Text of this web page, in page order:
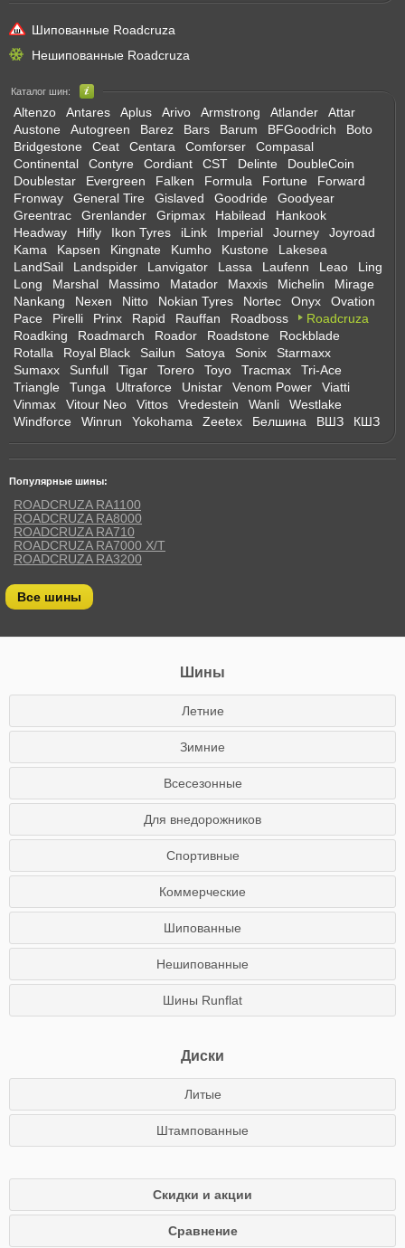
Шипованные Roadcruza
Нешипованные Roadcruza
Каталог шин:
Altenzo Antares Aplus Arivo Armstrong Atlander
Attar
Austone
Autogreen Barez Bars Barum BFGoodrich
Boto
Bridgestone
Ceat Centara Comforser
Compasal
Continental
Contyre Cordiant CST Delinte
DoubleCoin
Doublestar
Evergreen Falken Formula Fortune
Forward
Fronway
General Tire Gislaved Goodride
Goodyear
Greentrac
Grenlander Gripmax Habilead
Hankook
Headway
Hifly Ikon Tyres iLink Imperial Journey
Joyroad
Kama
Kapsen Kingnate Kumho Kustone
Lakesea
LandSail
Landspider Lanvigator Lassa Laufenn Leao
Ling
Long
Marshal Massimo Matador Maxxis Michelin
Mirage
Nankang
Nexen Nitto Nokian Tyres Nortec Onyx
Ovation
Pace
Pirelli Prinx Rapid Rauffan Roadboss
Roadcruza
Roadking
Roadmarch Roador Roadstone
Rockblade
Rotalla
Royal Black Sailun Satoya Sonix
Starmaxx
Sumaxx
Sunfull Tigar Torero Toyo Tracmax
Tri-Ace
Triangle
Tunga Ultraforce Unistar Venom Power
Viatti
Vinmax
Vitour Neo Vittos Vredestein Wanli
Westlake
Windforce
Winrun Yokohama Zeetex Белшина ВШЗ КШЗ
Популярные шины:
ROADCRUZA RA1100
ROADCRUZA RA8000
ROADCRUZA RA710
ROADCRUZA RA7000 X/T
ROADCRUZA RA3200
Все шины
Шины
Летние
Зимние
Всесезонные
Для внедорожников
Спортивные
Коммерческие
Шипованные
Нешипованные
Шины Runflat
Диски
Литые
Штампованные
Скидки и акции
Сравнение